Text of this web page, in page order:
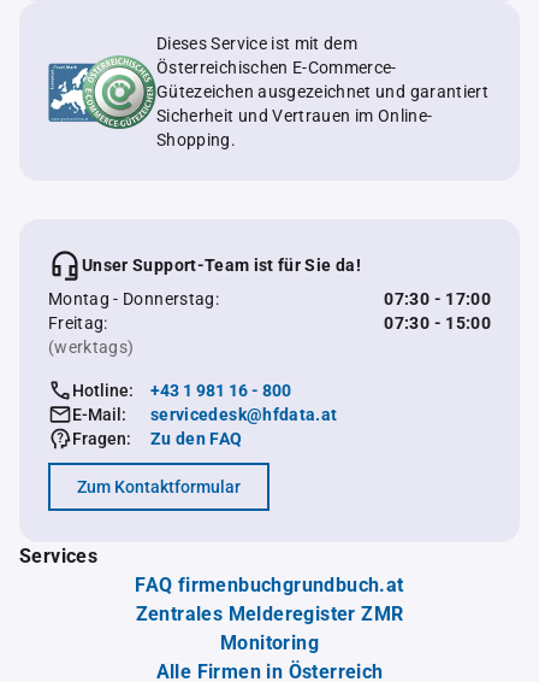
Dieses Service ist mit dem
Österreichischen E-Commerce-
Gütezeichen ausgezeichnet und garantiert
Sicherheit und Vertrauen im Online-
Shopping.
Unser Support-Team ist für Sie da!
Montag - Donnerstag:
07:30 - 17:00
Freitag:
07:30 - 15:00
(werktags)
Hotline:
+43 1 981 16 - 800
E-Mail:
servicedesk@hfdata.at
Fragen:
Zu den FAQ
Zum Kontaktformular
Services
FAQ firmenbuchgrundbuch.at
Zentrales Melderegister ZMR
Monitoring
Alle Firmen in Österreich